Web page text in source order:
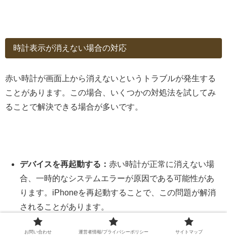
時計表示が消えない場合の対応
赤い時計が画面上から消えないというトラブルが発生する
ことがあります。この場合、いくつかの対処法を試してみ
ることで解決できる場合が多いです。
デバイスを再起動する：赤い時計が正常に消えない場
合、一時的なシステムエラーが原因である可能性があ
ります。iPhoneを再起動することで、この問題が解消
されることがあります。
画面録画や通話を手動で停止する：
録画や通話が終了
お問い合わせ 運営者情報/プライバシーポリシー サイトマップ